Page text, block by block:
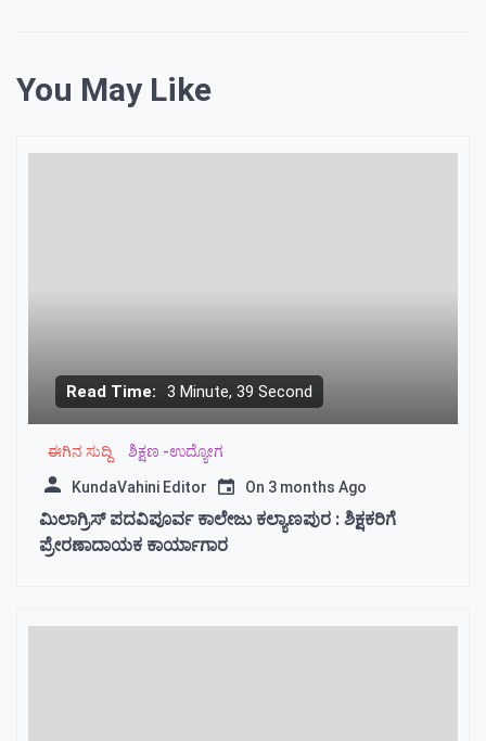
You May Like
Read Time: 3 Minute, 39 Second
ಈಗಿನ ಸುದ್ದಿ ಶಿಕ್ಷಣ -ಉದ್ಯೋಗ
KundaVahini Editor On 3 months Ago
ಮಿಲಾಗ್ರಿಸ್ ಪದವಿಪೂರ್ವ ಕಾಲೇಜು ಕಲ್ಯಾಣಪುರ : ಶಿಕ್ಷಕರಿಗೆ
ಪ್ರೇರಣಾದಾಯಕ ಕಾರ್ಯಾಗಾರ